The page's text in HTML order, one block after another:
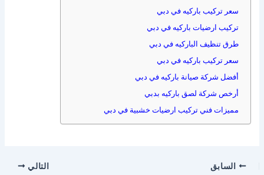
سعر تركيب باركيه في دبي
تركيب ارضيات باركيه في دبي
طرق تنظيف الباركيه في دبي
سعر تركيب باركيه في دبي
أفضل شركة صيانة باركيه في دبي
أرخص شركة لصق باركيه بدبي
مميزات فني تركيب ارضيات خشبية في دبي
السابق التالي